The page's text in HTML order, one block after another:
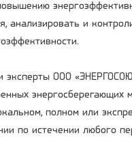
анализировать и
эксперты ООО
энергосберегающих
полном или
по истечении любого